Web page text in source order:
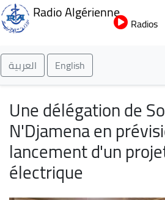
au
Radio Algérienne
Radios
العربية English
Une délégation de
N'Djamena en
lancement d'un
électrique